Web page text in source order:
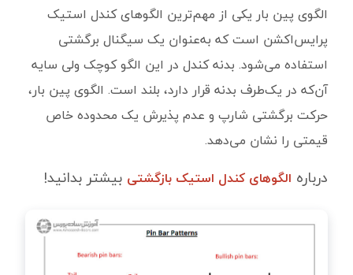
الگوی پین بار یکی از مهم‌ترین الگوهای کندل استیک
پرایس‌اکشن است که به‌عنوان یک سیگنال برگشتی
استفاده می‌شود. بدنه کندل در این الگو کوچک ولی سایه
آن‌که در یک‌طرف بدنه قرار دارد، بلند است. الگوی پین بار،
حرکت برگشتی شارپ و عدم پذیرش یک محدوده خاص
قیمتی را نشان می‌دهد.
درباره الگوهای کندل استیک بازگشتی بیشتر بدانید!